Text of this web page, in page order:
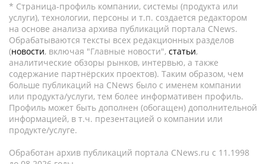
* Страница-профиль компании, системы (продукта или
услуги), технологии, персоны и т.п. создается редактором
на основе анализа архива публикаций портала CNews.
Обрабатываются тексты всех редакционных разделов
(новости, включая "Главные новости", статьи,
аналитические обзоры рынков, интервью, а также
содержание партнёрских проектов). Таким образом, чем
больше публикаций на CNews было с именем компании
или продукта/услуги, тем более информативен профиль.
Профиль может быть дополнен (обогащен) дополнительной
информацией, в т.ч. презентацией о компании или
продукте/услуге.
Обработан архив публикаций портала CNews.ru c 11.1998